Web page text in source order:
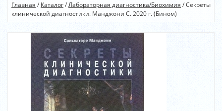
Главная /Каталог/Лабораторная диагностика/Биохимия /Секреты
клинической диагностики. Манджони С. 2020 г. (Бином)